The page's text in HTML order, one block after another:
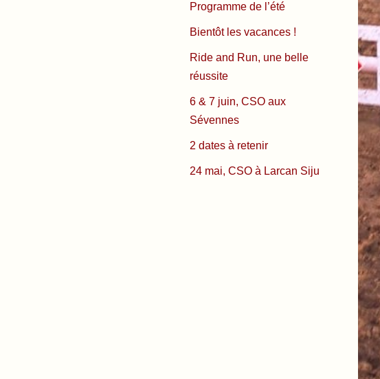
Programme de l’été
Bientôt les vacances !
Ride and Run, une belle
réussite
6 & 7 juin, CSO aux
Sévennes
2 dates à retenir
24 mai, CSO à Larcan Siju